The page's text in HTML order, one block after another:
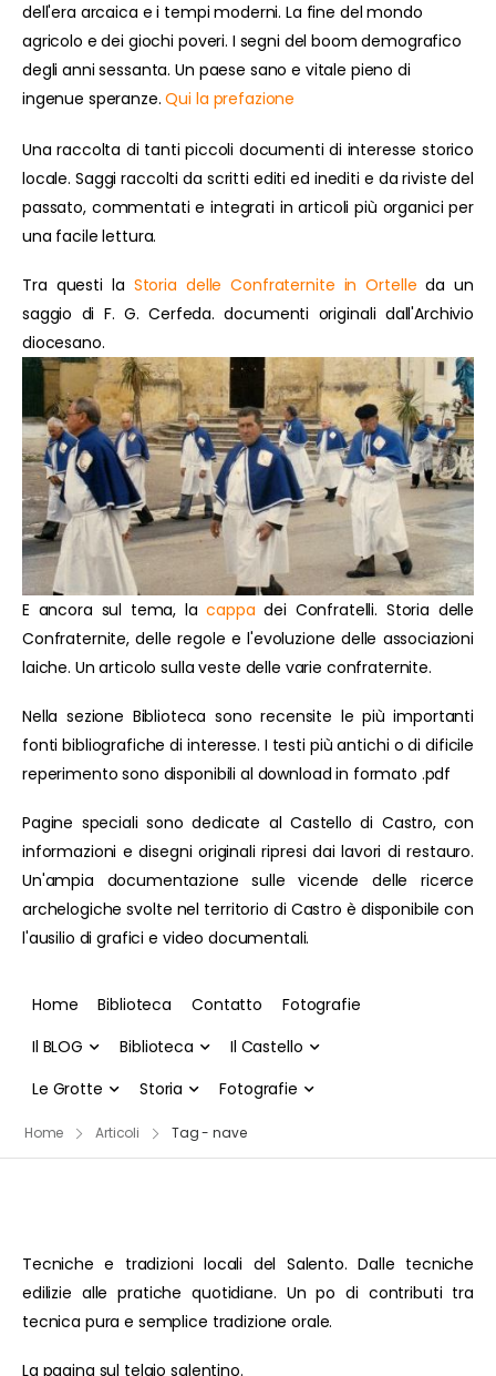
dell'era arcaica e i tempi moderni. La fine del mondo
agricolo e dei giochi poveri. I segni del boom demografico
degli anni sessanta. Un paese sano e vitale pieno di
ingenue speranze.Qui la prefazione
Una raccolta di tanti piccoli documenti di interesse storico
locale. Saggi raccolti da scritti editi ed inediti e da riviste del
passato, commentati e integrati in articoli più organici per
una facile lettura.
Tra questi la Storia delle Confraternite in Ortelle da un
saggio di F. G. Cerfeda. documenti originali dall'Archivio
diocesano.
E ancora sul tema, lacappa dei Confratelli. Storia delle
Confraternite, delle regole e l'evoluzione delle associazioni
laiche. Un articolo sulla veste delle varie confraternite.
Nella sezione Biblioteca sono recensite le più importanti
fonti bibliografiche di interesse. I testi più antichi o di dificile
reperimento sono disponibili al download in formato .pdf
Pagine speciali sono dedicate al Castello di Castro, con
informazioni e disegni originali ripresi dai lavori di restauro.
Un'ampia documentazione sulle vicende delle ricerce
archelogiche svolte nel territorio di Castro è disponibile con
l'ausilio di grafici e video documentali.
Home Biblioteca Contatto
Fotografie
Il BLOG
Biblioteca
Il Castello
Le Grotte
Storia Fotografie
Home Articoli Tag - nave
Tecniche e tradizioni locali del Salento. Dalle tecniche
edilizie alle pratiche quotidiane. Un po di contributi tra
tecnica pura e semplice tradizione orale.
La pagina sul telaio salentino.